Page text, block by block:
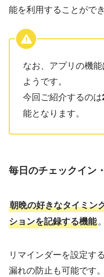
能を利用することができ
なお、アプリの機
ようです。
今回ご紹介するのは
能となります。
毎日のチェックイン
朝晩の好きなタイミン
ションを記録する機能。
リマインダーを設定す
漏れの防止も可能です。